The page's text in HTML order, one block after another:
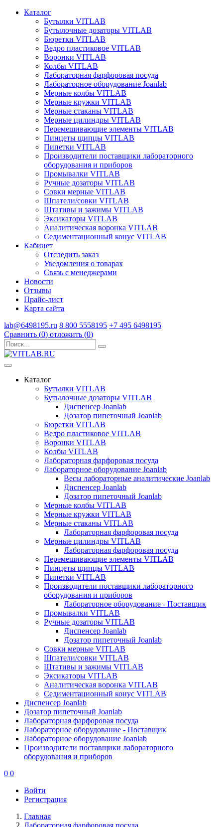
Каталог
Бутылки VITLAB
Бутылочные дозаторы VITLAB
Бюретки VITLAB
Ведро пластиковое VITLAB
Воронки VITLAB
Колбы VITLAB
Лабораторная фарфоровая посуда
Лабораторное оборудование Joanlab
Мерные колбы VITLAB
Мерные кружки VITLAB
Мерные стаканы VITLAB
Мерные цилиндры VITLAB
Перемешивающие элементы VITLAB
Пинцеты щипцы VITLAB
Пипетки VITLAB
Производители поставщики лабораторного
оборудования и приборов
Промывалки VITLAB
Ручные дозаторы VITLAB
Совки мерные VITLAB
Шпатели/совки VITLAB
Штативы и зажимы VITLAB
Эксикаторы VITLAB
Аналитическая воронка VITLAB
Седиментационный конус VITLAB
Кабинет
Отследить заказ
Уведомления о товарах
Связь с менеджерами
Новости
Отзывы
Прайс-лист
Карта сайта
lab@6498195.ru 8 800 5558195 +7 495 6498195
Сравнить (0) отложить (0)
Каталог
Бутылки VITLAB
Бутылочные дозаторы VITLAB
Диспенсер Joanlab
Дозатор пипеточный Joanlab
Бюретки VITLAB
Ведро пластиковое VITLAB
Воронки VITLAB
Колбы VITLAB
Лабораторная фарфоровая посуда
Лабораторное оборудование Joanlab
Весы лабораторные аналитические Joanlab
Диспенсер Joanlab
Дозатор пипеточный Joanlab
Мерные колбы VITLAB
Мерные кружки VITLAB
Мерные стаканы VITLAB
Лабораторная фарфоровая посуда
Мерные цилиндры VITLAB
Лабораторная фарфоровая посуда
Перемешивающие элементы VITLAB
Пинцеты щипцы VITLAB
Пипетки VITLAB
Производители поставщики лабораторного
оборудования и приборов
Лабораторное оборудование - Поставщик
Промывалки VITLAB
Ручные дозаторы VITLAB
Диспенсер Joanlab
Дозатор пипеточный Joanlab
Совки мерные VITLAB
Шпатели/совки VITLAB
Штативы и зажимы VITLAB
Эксикаторы VITLAB
Аналитическая воронка VITLAB
Седиментационный конус VITLAB
Диспенсер Joanlab
Дозатор пипеточный Joanlab
Лабораторная фарфоровая посуда
Лабораторное оборудование - Поставщик
Лабораторное оборудование Joanlab
Производители поставщики лабораторного
оборудования и приборов
0 0
Войти
Регистрация
Главная
Лабораторная фарфоровая посуда